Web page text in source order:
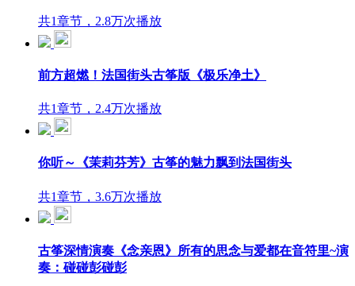
共1章节，2.8万次播放
前方超燃！法国街头古筝版《极乐净土》
共1章节，2.4万次播放
你听～《茉莉芬芳》古筝的魅力飘到法国街头
共1章节，3.6万次播放
古筝深情演奏《念亲恩》所有的思念与爱都在音符里~演
奏：碰碰彭碰彭